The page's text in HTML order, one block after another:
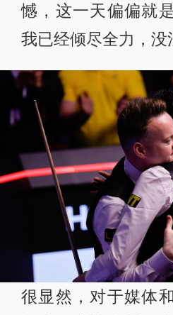
憾，这一天偏偏就
我已经倾尽全力，没
很显然，对于媒体